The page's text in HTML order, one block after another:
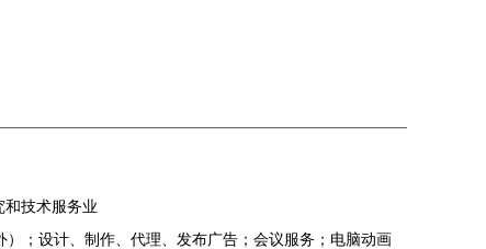
技术服务业
；设计、制作、代理、发布广告；会议服务；电脑动画